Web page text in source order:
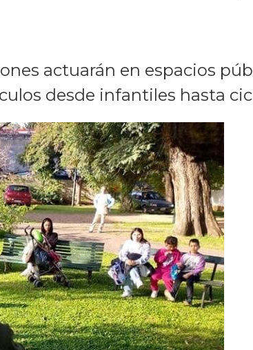
actuarán en espacios
desde infantiles hasta